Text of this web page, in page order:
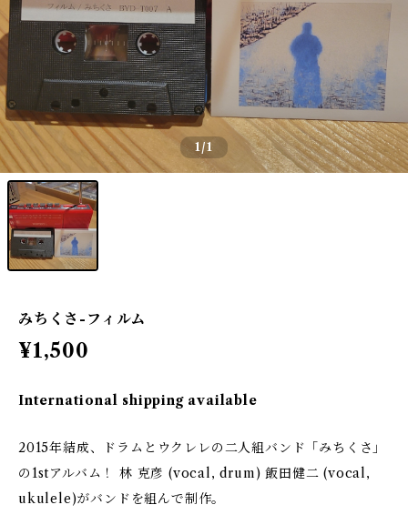
1/1
みちくさ-フィルム
¥1,500
International shipping available
2015年結成、ドラムとウクレレの二人組バンド「みちくさ」
の1stアルバム！ 林 克彦 (vocal, drum) 飯田健二 (vocal,
ukulele)がバンドを組んで制作。